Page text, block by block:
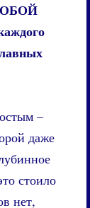
–
даже
стоило
нет,